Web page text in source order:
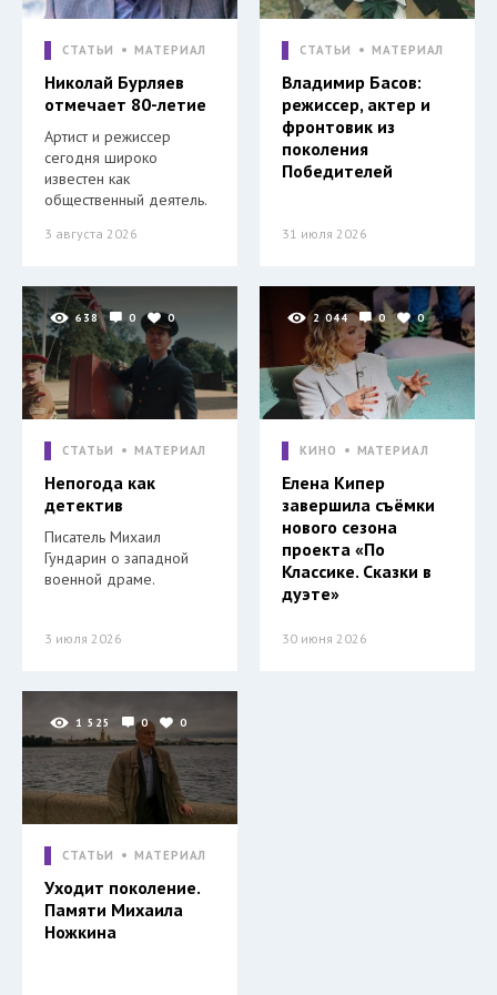
СТАТЬИ МАТЕРИАЛ
Николай Бурляев
отмечает 80-летие
Артист и режиссер
сегодня широко
известен как
общественный деятель.
3 августа 2026
СТАТЬИ МАТЕРИАЛ
Владимир Басов:
режиссер, актер и
фронтовик из
поколения
Победителей
31 июля 2026
638 0 0
СТАТЬИ МАТЕРИАЛ
Непогода как
детектив
Писатель Михаил
Гундарин о западной
военной драме.
3 июля 2026
2 044 0 0
КИНО МАТЕРИАЛ
Елена Кипер
завершила съёмки
нового сезона
проекта «По
Классике. Сказки в
дуэте»
30 июня 2026
1 525 0 0
СТАТЬИ МАТЕРИАЛ
Уходит поколение.
Памяти Михаила
Ножкина